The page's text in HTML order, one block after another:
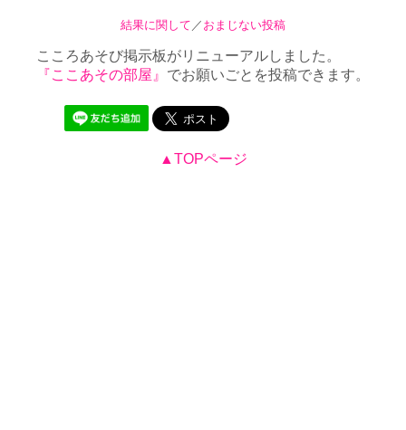
結果に関して ／ おまじない投稿
こころあそび掲示板がリニューアルしました。
『ここあその部屋』 でお願いごとを投稿できます。
▲TOPページ